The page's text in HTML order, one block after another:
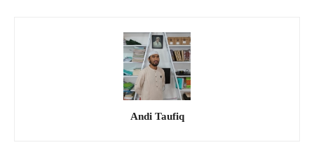
Andi Taufiq